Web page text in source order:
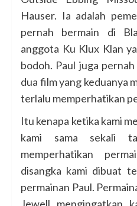
Hauser. Ia adalah
pernah bermain di
anggota Ku Klux Klan
bodoh. Paul juga
dua film yang keduanya
terlalu memperhatikan
Itu kenapa ketika kami
kami sama sekali
memperhatikan
disangka kami dibuat
permainan Paul.